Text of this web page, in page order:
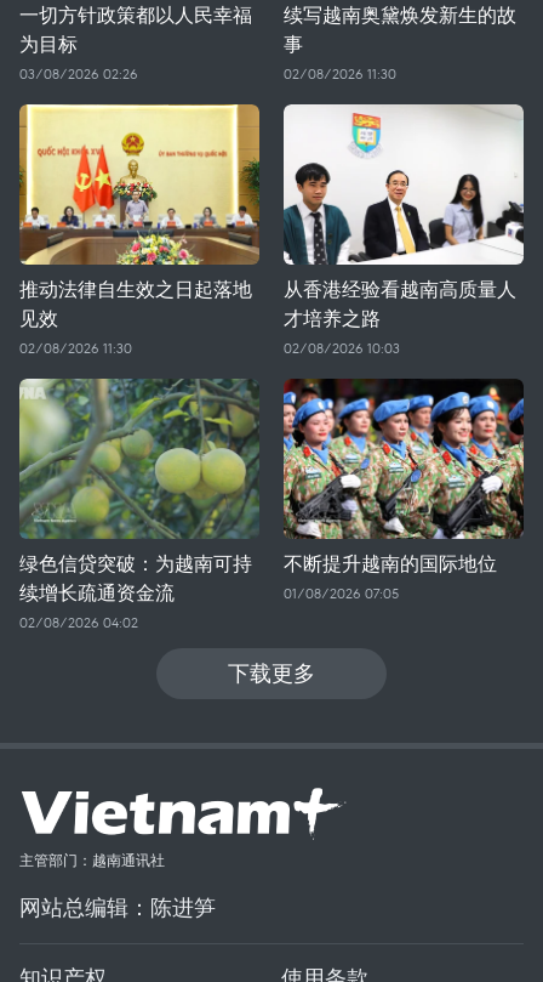
一切方针政策都以人民幸福
为目标
03/08/2026 02:26
续写越南奥黛焕发新生的故
事
02/08/2026 11:30
推动法律自生效之日起落地
见效
02/08/2026 11:30
从香港经验看越南高质量人
才培养之路
02/08/2026 10:03
绿色信贷突破：为越南可持
续增长疏通资金流
02/08/2026 04:02
不断提升越南的国际地位
01/08/2026 07:05
下载更多
主管部门：越南通讯社
网站总编辑：陈进笋